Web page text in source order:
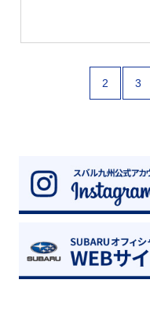
2 3